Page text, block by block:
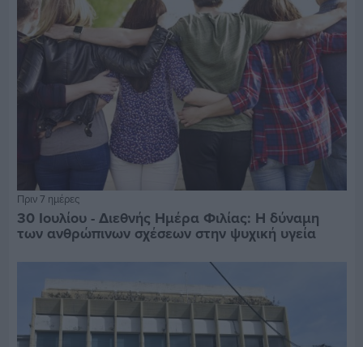
Πριν 7 ημέρες
30 Ιουλίου - Διεθνής Ημέρα Φιλίας: Η δύναμη
των ανθρώπινων σχέσεων στην ψυχική υγεία